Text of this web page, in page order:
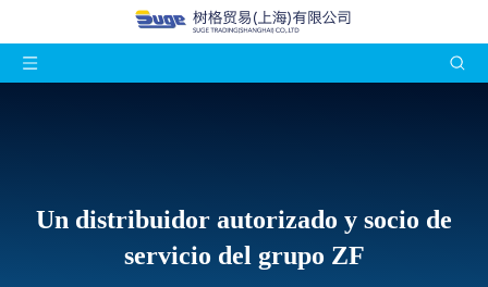
Un distribuidor autorizado y socio de
servicio del grupo ZF